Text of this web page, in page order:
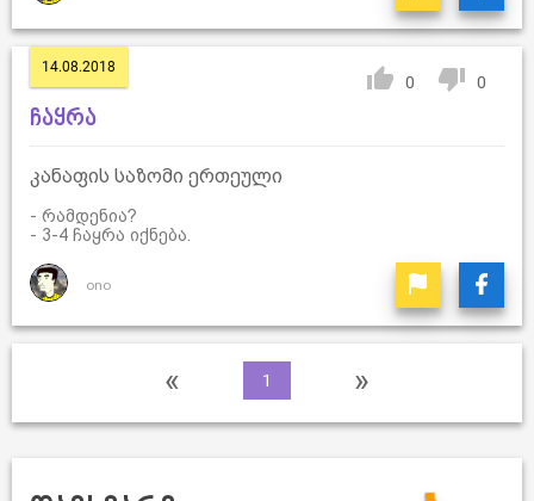
14.08.2018
0 0
ჩაყრა
კანაფის საზომი ერთეული
- რამდენია?
- 3-4 ჩაყრა იქნება.
ono
« 1 »